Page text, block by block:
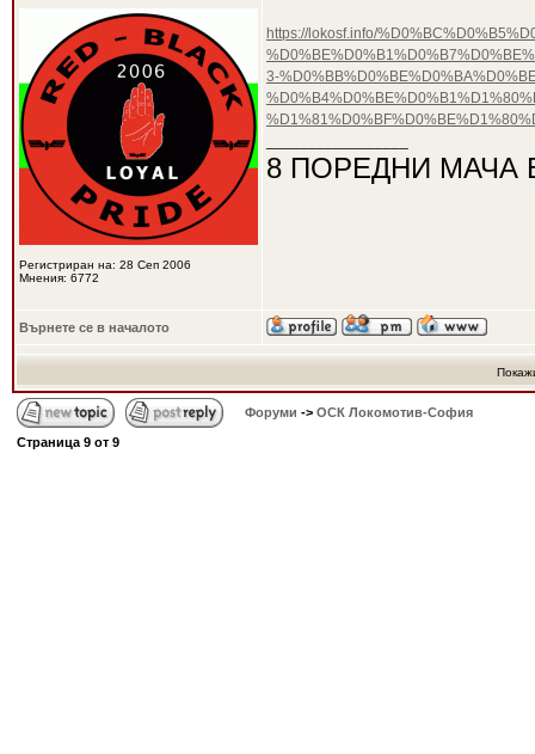
Регистриран на: 28 Сеп 2006
Мнения: 6772
https://lokosf.info/
3-
8 ПОРЕДНИ МАЧА
Върнете се в началото
Форуми -> ОСК Локомотив-София
Страница 9 от 9